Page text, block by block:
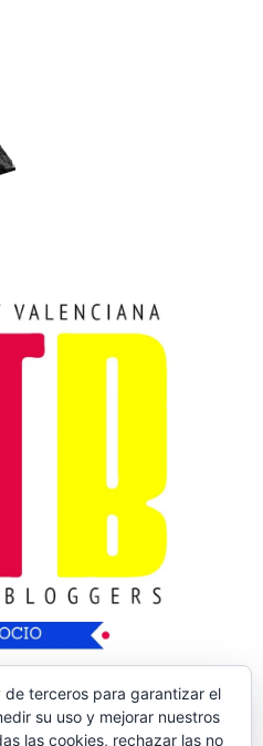
terceros para garantizar el
su uso y mejorar nuestros
las cookies, rechazar las no